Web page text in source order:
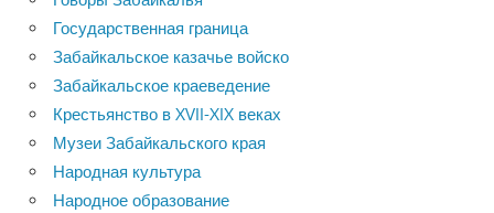
Государственная граница
Забайкальское казачье войско
Забайкальское краеведение
Крестьянство в XVII-XIX веках
Музеи Забайкальского края
Народная культура
Народное образование